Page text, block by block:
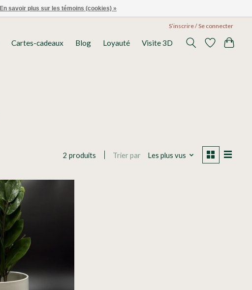
S’inscrire / Se connecter
Cartes-cadeaux Blog Loyauté Visite 3D
2 produits Trier par Les plus vus
En savoir plus sur les témoins (cookies) »